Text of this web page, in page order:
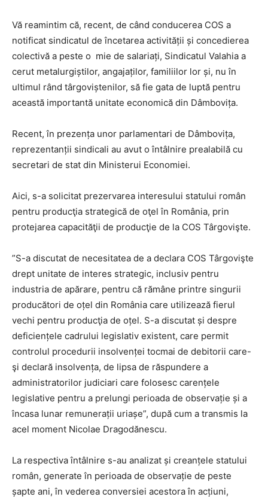
Vă reamintim că, recent, de când conducerea COS a
notificat sindicatul de încetarea activității și concedierea
colectivă a peste o mie de salariați, Sindicatul Valahia a
cerut metalurgiștilor, angajaților, familiilor lor și, nu în
ultimul rând târgoviștenilor, să fie gata de luptă pentru
această importantă unitate economică din Dâmbovița.
Recent, în prezența unor parlamentari de Dâmbovița,
reprezentanții sindicali au avut o întâlnire prealabilă cu
secretari de stat din Ministerui Economiei.
Aici, s-a solicitat prezervarea interesului statului român
pentru producţia strategică de oţel în România, prin
protejarea capacităţii de producţie de la COS Târgovişte.
”S-a discutat de necesitatea de a declara COS Târgovişte
drept unitate de interes strategic, inclusiv pentru
industria de apărare, pentru că rămâne printre singurii
producători de oțel din România care utilizează fierul
vechi pentru producţia de oțel. S-a discutat și despre
deficiențele cadrului legislativ existent, care permit
controlul procedurii insolvenței tocmai de debitorii care-
şi declară insolvența, de lipsa de răspundere a
administratorilor judiciari care folosesc carențele
legislative pentru a prelungi perioada de observație și a
încasa lunar remunerații uriașe”, după cum a transmis la
acel moment Nicolae Dragodănescu.
La respectiva întâlnire s-au analizat și creanțele statului
român, generate în perioada de observație de peste
șapte ani, în vederea conversiei acestora în acțiuni,